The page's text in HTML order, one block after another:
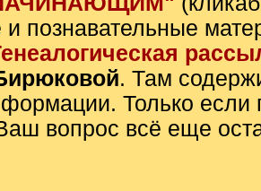
познавательные
. Там
Только если
вопрос всё еще